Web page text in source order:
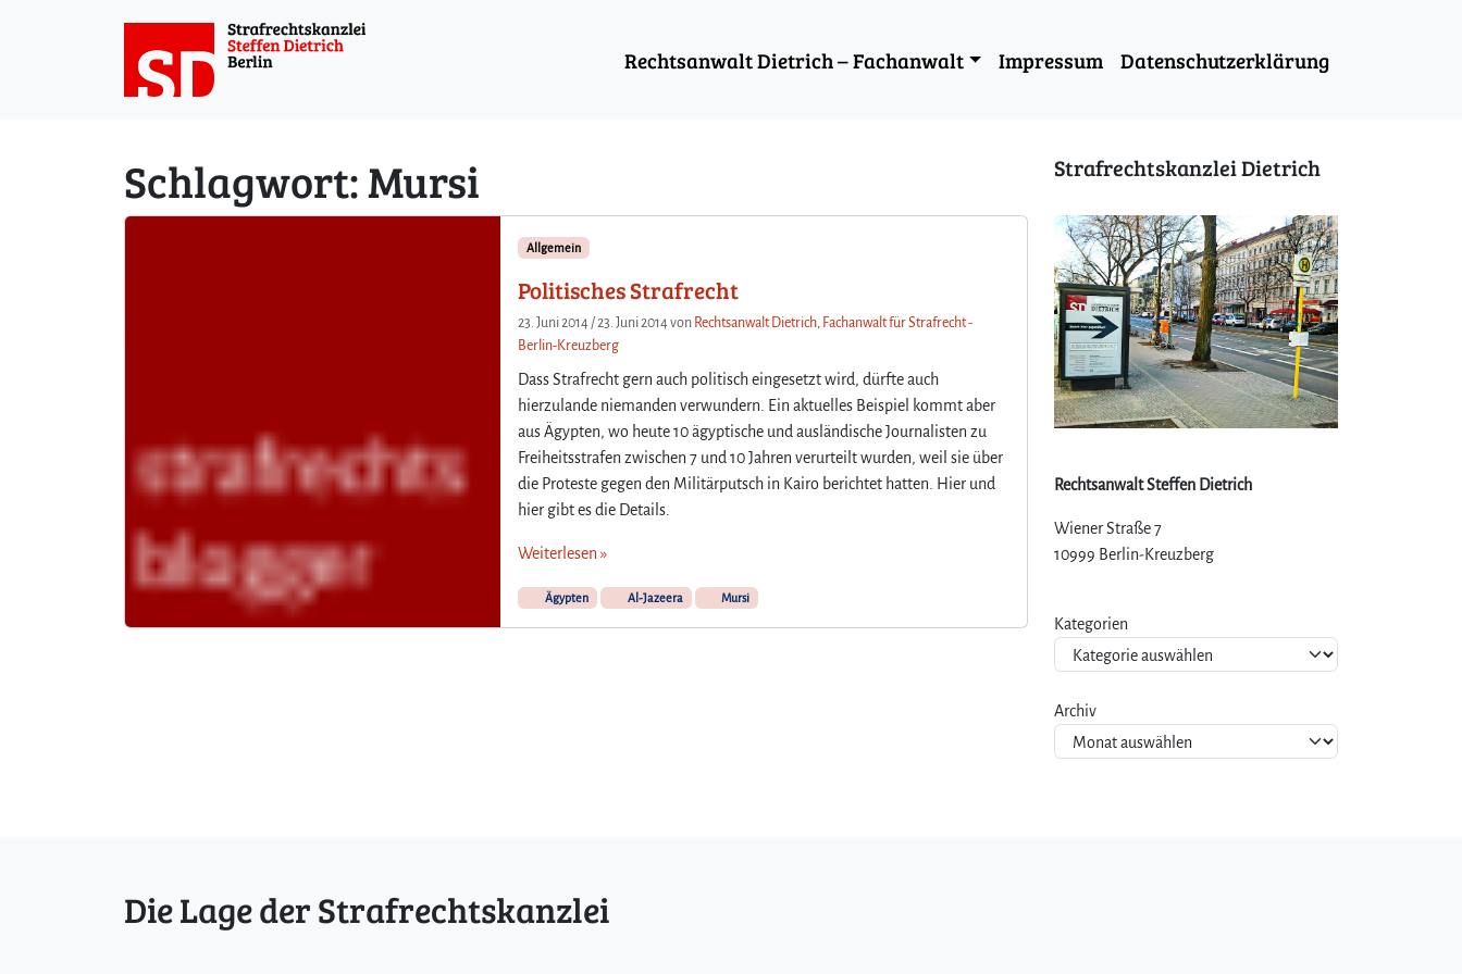
Rechtsanwalt Dietrich – Fachanwalt Impressum Datenschutzerklärung
Schlagwort:Mursi
Allgemein
Politisches Strafrecht
23. Juni 2014 /23. Juni 2014von Rechtsanwalt Dietrich, Fachanwalt für Strafrecht -
Berlin-Kreuzberg
Dass Strafrecht gern auch politisch eingesetzt wird, dürfte auch
hierzulande niemanden verwundern. Ein aktuelles Beispiel kommt aber
aus Ägypten, wo heute 10 ägyptische und ausländische Journalisten zu
Freiheitsstrafen zwischen 7 und 10 Jahren verurteilt wurden, weil sie über
die Proteste gegen den Militärputsch in Kairo berichtet hatten. Hier und
hier gibt es die Details.
Weiterlesen »
Ägypten Al-Jazeera Mursi
Strafrechtskanzlei Dietrich
Rechtsanwalt Steffen Dietrich
Wiener Straße 7
10999 Berlin-Kreuzberg
Kategorien
Archiv
Die Lage der Strafrechtskanzlei